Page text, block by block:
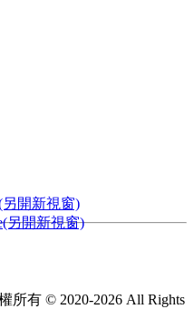
開新視窗)
另開新視窗)
所有 © 2020-2026 All Rights